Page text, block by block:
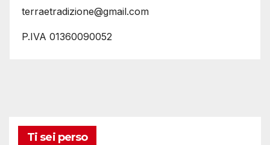
terraetradizione@gmail.com
P.IVA 01360090052
Ti sei perso